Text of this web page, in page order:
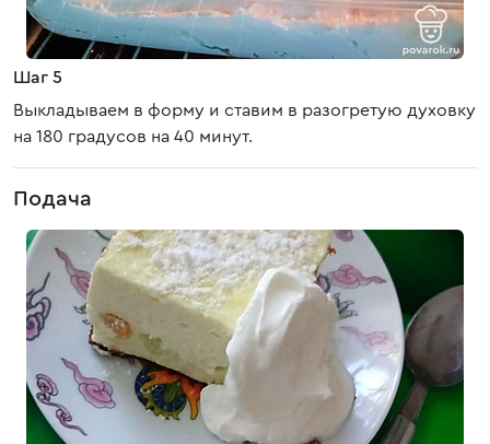
Шаг 5
Выкладываем в форму и ставим в разогретую духовку
на 180 градусов на 40 минут.
Подача